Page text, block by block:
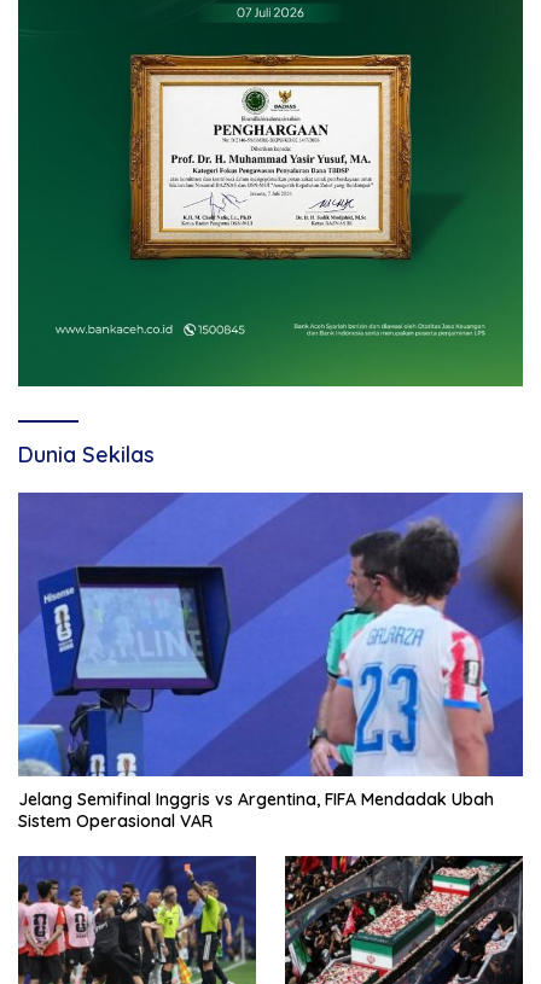
Dunia Sekilas
Jelang Semifinal Inggris vs Argentina, FIFA Mendadak Ubah
Sistem Operasional VAR